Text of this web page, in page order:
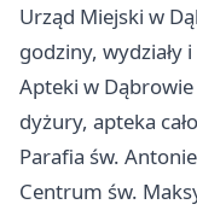
Urząd Miejski w
godziny, wydziały
Apteki w
dyżury, apteka
Parafia św.
Centrum św.